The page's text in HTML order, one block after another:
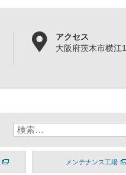
アクセス
大阪府茨木市横江
メンテナンス工場